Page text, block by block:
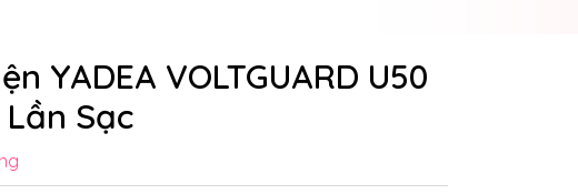
YADEA VOLTGUARD U50
Lần Sạc